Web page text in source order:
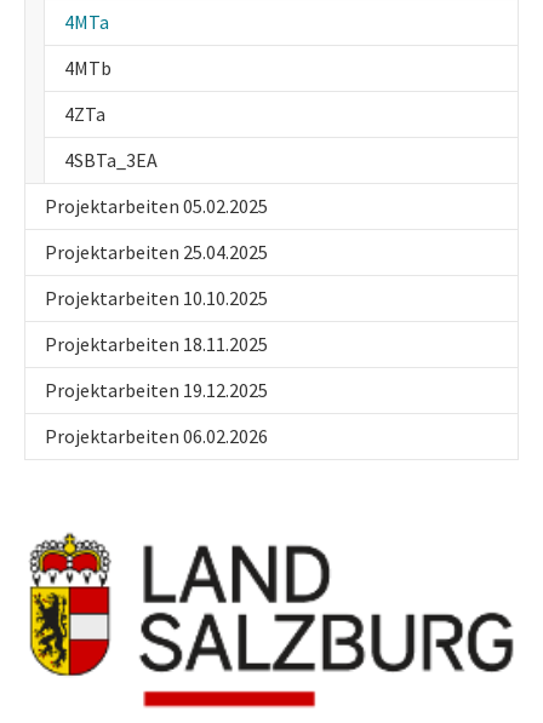
4MTa
4MTb
4ZTa
4SBTa_3EA
Projektarbeiten 05.02.2025
Projektarbeiten 25.04.2025
Projektarbeiten 10.10.2025
Projektarbeiten 18.11.2025
Projektarbeiten 19.12.2025
Projektarbeiten 06.02.2026